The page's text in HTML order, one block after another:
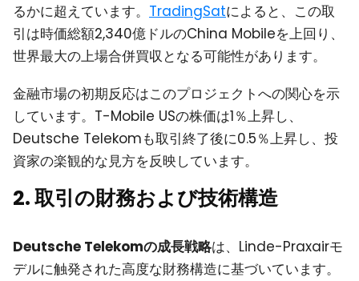
るかに超えています。 TradingSatによると、この取
引は時価総額2,340億ドルのChina Mobileを上回り、
世界最大の上場合併買収となる可能性があります。
金融市場の初期反応はこのプロジェクトへの関心を示
しています。T-Mobile USの株価は1％上昇し、
Deutsche Telekomも取引終了後に0.5％上昇し、投
資家の楽観的な見方を反映しています。
2. 取引の財務および技術構造
Deutsche Telekomの成長戦略は、Linde-Praxairモ
デルに触発された高度な財務構造に基づいています。